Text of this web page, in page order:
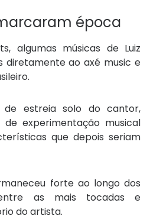
época
algumas músicas de Luiz
diretamente ao axé music e
de estreia solo do cantor,
experimentação musical
que depois seriam
forte ao longo dos
as mais tocadas e
do artista.